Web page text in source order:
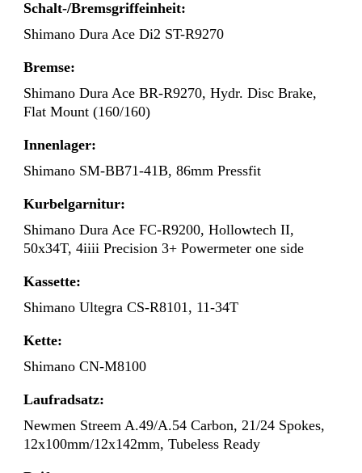
Schalt-/Bremsgriffeinheit:
Shimano Dura Ace Di2 ST-R9270
Bremse:
Shimano Dura Ace BR-R9270, Hydr. Disc Brake,
Flat Mount (160/160)
Innenlager:
Shimano SM-BB71-41B, 86mm Pressfit
Kurbelgarnitur:
Shimano Dura Ace FC-R9200, Hollowtech II,
50x34T, 4iiii Precision 3+ Powermeter one side
Kassette:
Shimano Ultegra CS-R8101, 11-34T
Kette:
Shimano CN-M8100
Laufradsatz:
Newmen Streem A.49/A.54 Carbon, 21/24 Spokes,
12x100mm/12x142mm, Tubeless Ready